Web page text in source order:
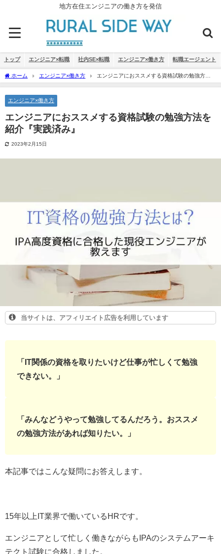
地方在住エンジニアの働き方を発信
トップ エンジニア×転職 社内SE×転職 エンジニア×働き方 転職エージェント
ホーム エンジニア×働き方
エンジニアにおススメする資格試験の勉強方法
を紹介『実践済み』
エンジニア×働き方
エンジニアにおススメする資格試験の勉強方法を
紹介『実践済み』
2023年2月15日
当サイトは、アフィリエイト広告を利用しています
「IT関係の資格を取りたいけど仕事が忙しくて勉強
できない。
」
「みんなどうやって勉強してるんだろう。おススメ
の勉強方法があれば知りたい。
」
本記事ではこんな疑問にお答えします。
15年以上IT業界で働いているHRです。
エンジニアとして忙しく働きながらもIPAのシステムアーキ
テクト試験に合格しました。